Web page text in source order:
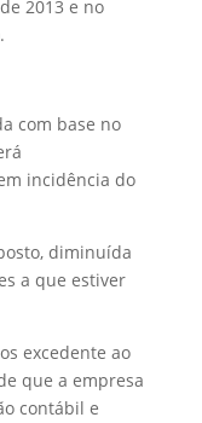
2013 e no
com base no
incidência do
diminuída
a que estiver
excedente ao
que a empresa
contábil e